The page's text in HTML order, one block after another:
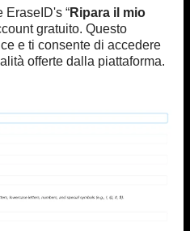
EraseID's “Ripara il mio
gratuito. Questo
e ti consente di accedere
offerte dalla piattaforma.